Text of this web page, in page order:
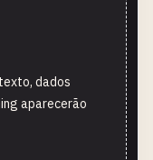
dados
aparecerão